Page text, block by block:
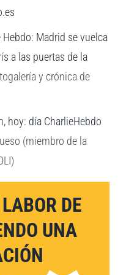
Madrid se vuelca
a las puertas de la
y crónica de
hoy: día CharlieHebdo
(miembro de la
DE
UNA